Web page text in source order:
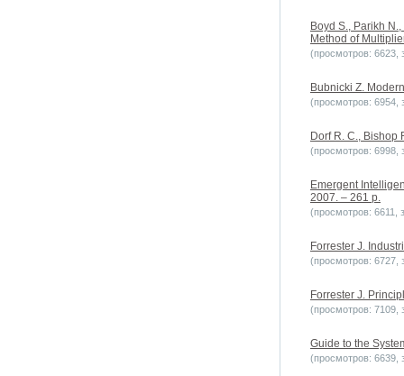
Boyd S., Parikh
Method of
(просмотров: 6623,
Bubnicki Z.
(просмотров: 6954,
Dorf R. C., Bishop
(просмотров: 6998,
Emergent
2007. – 261 p.
(просмотров: 6611,
Forrester J.
(просмотров: 6727,
Forrester J.
(просмотров: 7109,
Guide to the
(просмотров: 6639,